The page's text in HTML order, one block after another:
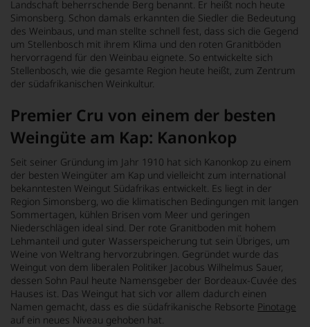
Landschaft beherrschende Berg benannt. Er heißt noch heute
Simonsberg. Schon damals erkannten die Siedler die Bedeutung
des Weinbaus, und man stellte schnell fest, dass sich die Gegend
um Stellenbosch mit ihrem Klima und den roten Granitböden
hervorragend für den Weinbau eignete. So entwickelte sich
Stellenbosch, wie die gesamte Region heute heißt, zum Zentrum
der südafrikanischen Weinkultur.
Premier Cru von einem der besten
Weingüte am Kap: Kanonkop
Seit seiner Gründung im Jahr 1910 hat sich Kanonkop zu einem
der besten Weingüter am Kap und vielleicht zum international
bekanntesten Weingut Südafrikas entwickelt. Es liegt in der
Region Simonsberg, wo die klimatischen Bedingungen mit langen
Sommertagen, kühlen Brisen vom Meer und geringen
Niederschlägen ideal sind. Der rote Granitboden mit hohem
Lehmanteil und guter Wasserspeicherung tut sein Übriges, um
Weine von Weltrang hervorzubringen. Gegründet wurde das
Weingut von dem liberalen Politiker Jacobus Wilhelmus Sauer,
dessen Sohn Paul heute Namensgeber der Bordeaux-Cuvée des
Hauses ist. Das Weingut hat sich vor allem dadurch einen
Namen gemacht, dass es die südafrikanische Rebsorte Pinotage
auf ein neues Niveau gehoben hat.